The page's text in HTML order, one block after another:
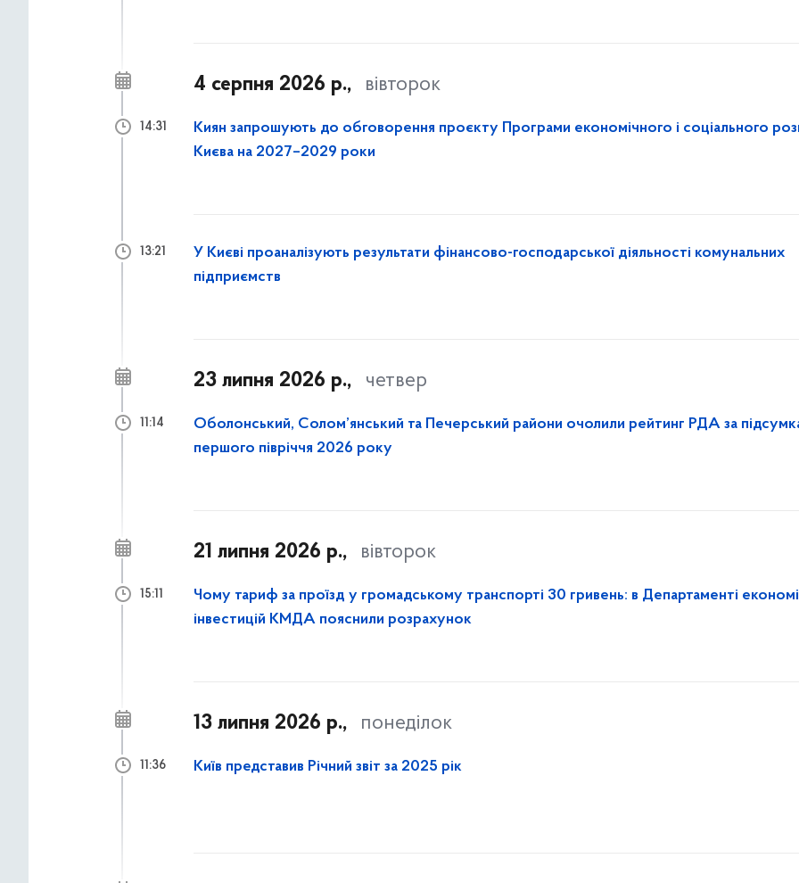
4 серпня 2026 р., вівторок
Киян запрошують до обговорення проєкту Програми економічного і соціального
Києва на 2027–2029 роки
14:31
У Києві проаналізують результати фінансово-господарської діяльності комунальних
підприємств
13:21
23 липня 2026 р., четвер
Оболонський, Солом’янський та Печерський райони очолили рейтинг РДА за
першого півріччя 2026 року
11:14
21 липня 2026 р., вівторок
Чому тариф за проїзд у громадському транспорті 30 гривень: в Департаменті
інвестицій КМДА пояснили розрахунок
15:11
13 липня 2026 р., понеділок
Київ представив Річний звіт за 2025 рік
11:36